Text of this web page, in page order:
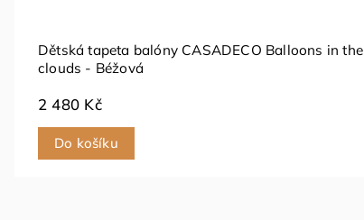
Dětská tapeta balóny CASADECO Balloons in the
clouds - Béžová
2 480 Kč
Do košíku